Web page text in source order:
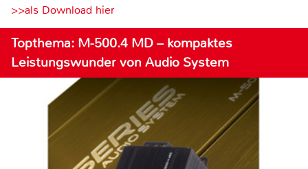
>>als Download hier
Topthema: M-500.4 MD – kompaktes
Leistungswunder von Audio System